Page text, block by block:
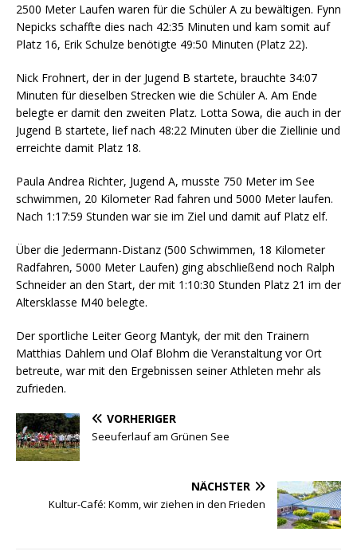
2500 Meter Laufen waren für die Schüler A zu bewältigen. Fynn
Nepicks schaffte dies nach 42:35 Minuten und kam somit auf
Platz 16, Erik Schulze benötigte 49:50 Minuten (Platz 22).
Nick Frohnert, der in der Jugend B startete, brauchte 34:07
Minuten für dieselben Strecken wie die Schüler A. Am Ende
belegte er damit den zweiten Platz. Lotta Sowa, die auch in der
Jugend B startete, lief nach 48:22 Minuten über die Ziellinie und
erreichte damit Platz 18.
Paula Andrea Richter, Jugend A, musste 750 Meter im See
schwimmen, 20 Kilometer Rad fahren und 5000 Meter laufen.
Nach 1:17:59 Stunden war sie im Ziel und damit auf Platz elf.
Über die Jedermann-Distanz (500 Schwimmen, 18 Kilometer
Radfahren, 5000 Meter Laufen) ging abschließend noch Ralph
Schneider an den Start, der mit 1:10:30 Stunden Platz 21 im der
Altersklasse M40 belegte.
Der sportliche Leiter Georg Mantyk, der mit den Trainern
Matthias Dahlem und Olaf Blohm die Veranstaltung vor Ort
betreute, war mit den Ergebnissen seiner Athleten mehr als
zufrieden.
VORHERIGER
Seeuferlauf am Grünen See
NÄCHSTER
Kultur-Café: Komm, wir ziehen in den Frieden